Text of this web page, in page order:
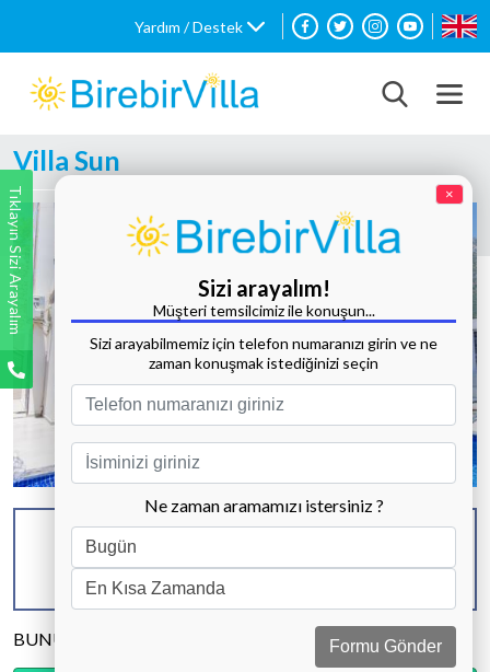
Yardım / Destek
Villa Sun
Tüm Fotoğrafları Göster
KAPASİTE
6 KİŞİ
BANYO & WC
3 ADET
YATAK ODASI
BUNU PAYLAŞ
Tıklayın Sizi Arayalım ×
Sizi arayalım!
Müşteri temsilcimiz ile konuşun...
Sizi arayabilmemiz için telefon numaranızı girin ve ne
zaman konuşmak istediğinizi seçin
Ne zaman aramamızı istersiniz ?
Formu Gönder